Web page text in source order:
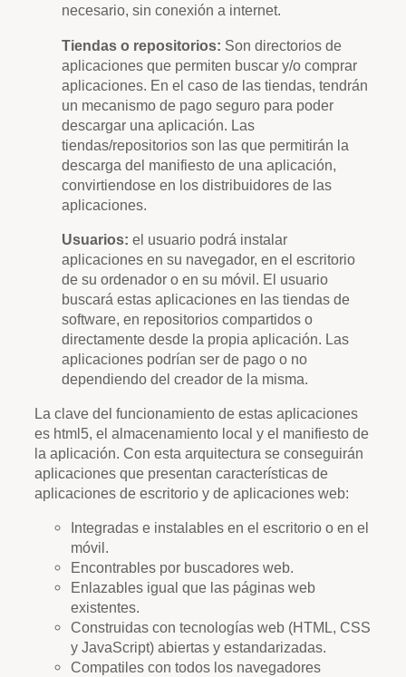
necesario, sin conexión a internet.
Tiendas o repositorios: Son directorios de
aplicaciones que permiten buscar y/o comprar
aplicaciones. En el caso de las tiendas, tendrán
un mecanismo de pago seguro para poder
descargar una aplicación. Las
tiendas/repositorios son las que permitirán la
descarga del manifiesto de una aplicación,
convirtiendose en los distribuidores de las
aplicaciones.
Usuarios: el usuario podrá instalar
aplicaciones en su navegador, en el escritorio
de su ordenador o en su móvil. El usuario
buscará estas aplicaciones en las tiendas de
software, en repositorios compartidos o
directamente desde la propia aplicación. Las
aplicaciones podrían ser de pago o no
dependiendo del creador de la misma.
La clave del funcionamiento de estas aplicaciones
es html5, el almacenamiento local y el manifiesto de
la aplicación. Con esta arquitectura se conseguirán
aplicaciones que presentan características de
aplicaciones de escritorio y de aplicaciones web:
Integradas e instalables en el escritorio o en el
móvil.
Encontrables por buscadores web.
Enlazables igual que las páginas web
existentes.
Construidas con tecnologías web (HTML, CSS
y JavaScript) abiertas y estandarizadas.
Compatiles con todos los navegadores